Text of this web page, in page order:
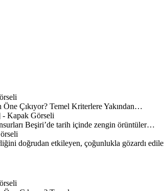
Çıkıyor? Temel Kriterlere Yakından…
Beşiri’de tarih içinde zengin örüntüler…
doğrudan etkileyen, çoğunlukla gözardı